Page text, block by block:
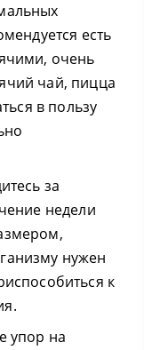
есть
очень
чай, пицца
в пользу
за
недели
нужен
к
упор на